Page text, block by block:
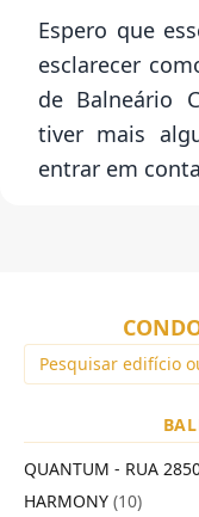
Espero que
esclarecer
de Balneário
tiver mais
entrar em
QUANTUM - RUA
HARMONY (10)